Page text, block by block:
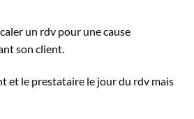
un rdv pour une cause
son client.
et le prestataire le jour du rdv mais